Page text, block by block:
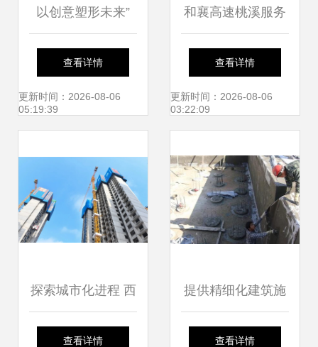
以创意塑形未来”
西澳大学建筑设计
硕士与建筑施工服
查看详情
更新时间：2026-08-06
05:19:39
和襄高速桃溪服务
区房建工程主体结
构顺利封顶，中国
设工程再创佳绩
查看详情
更新时间：2026-08-06
03:22:09
探索城市化进程 西
安新区沣河新城沣
查看详情
提供精细化建筑施
工服务，鑫建筑以
查看详情